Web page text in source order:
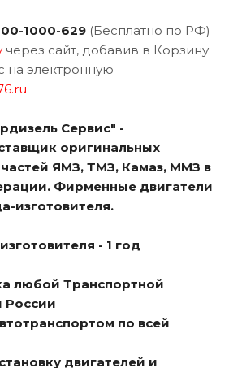
1000-629 (Бесплатно по РФ)
через сайт, добавив в Корзину
на электронную
Сервис" -
оригинальных
ЯМЗ, ТМЗ, Камаз, ММЗ в
Фирменные двигатели
изготовителя.
- 1 год
любой Транспортной
России
по всей
двигателей и